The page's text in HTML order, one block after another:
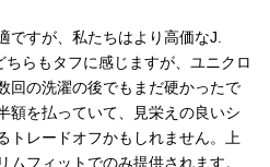
ですが、私たちはより高価なJ.
らもタフに感じますが、ユニクロ
回の洗濯の後でもまだ硬かったで
額を払っていて、見栄えの良いシ
トレードオフかもしれません。上
フィットでのみ提供されます。